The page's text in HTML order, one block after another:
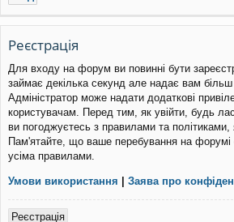
Реєстрація
Для входу на форум ви повинні бути
займає декілька секунд але надає вам більш
Адміністратор може надати додаткові
користувачам. Перед тим, як увійти, будь
ви погоджуєтесь з правилами та політиками,
Пам'ятайте, що ваше перебування на форумі
усіма правилами.
Умови використання | Заява про
Реєстрація